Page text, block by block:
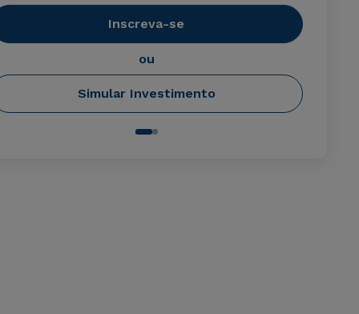
Inscreva-se
ou
Simular Investimento